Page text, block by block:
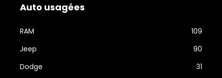
Auto usagées
RAM
109
Jeep
90
Dodge
31